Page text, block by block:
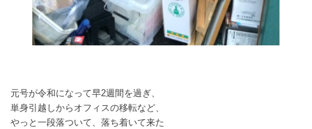
元号が令和になって早2週間を過ぎ、
単身引越しからオフィスの移転など、
やっと一段落ついて、落ち着いて来た